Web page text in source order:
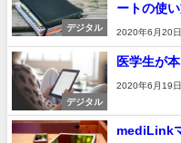
デジタル
ートの使
2020年6月20日
デジタル
医学生が
2020年6月19日
mediLink